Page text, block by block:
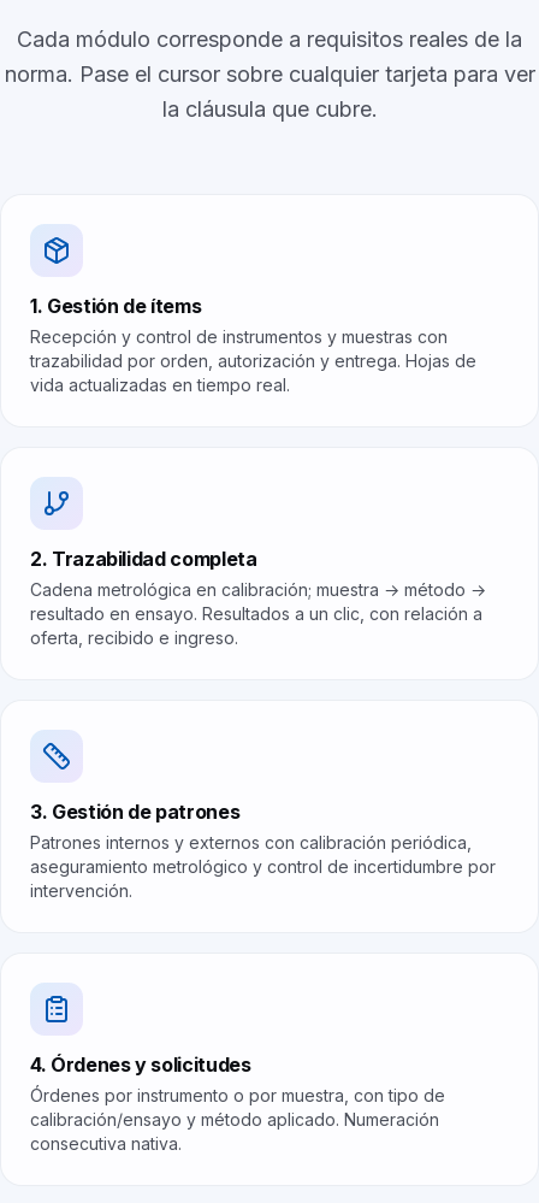
Cada módulo corresponde a requisitos reales de la
norma. Pase el cursor sobre cualquier tarjeta para ver
la cláusula que cubre.
1. Gestión de ítems
Recepción y control de instrumentos y muestras con
trazabilidad por orden, autorización y entrega. Hojas de
vida actualizadas en tiempo real.
2. Trazabilidad completa
Cadena metrológica en calibración; muestra → método →
resultado en ensayo. Resultados a un clic, con relación a
oferta, recibido e ingreso.
3. Gestión de patrones
Patrones internos y externos con calibración periódica,
aseguramiento metrológico y control de incertidumbre por
intervención.
4. Órdenes y solicitudes
Órdenes por instrumento o por muestra, con tipo de
calibración/ensayo y método aplicado. Numeración
consecutiva nativa.